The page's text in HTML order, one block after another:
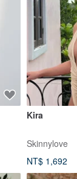
Kira
Skinnylove
NT$ 1,692